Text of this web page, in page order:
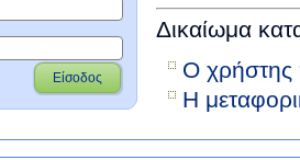
Είσοδος
Δικαίωμα
Ο χρήστης
Η